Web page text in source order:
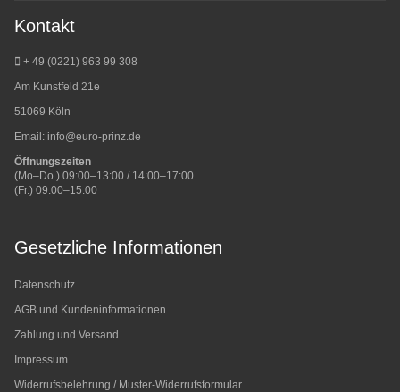
Kontakt
+ 49 (0221) 963 99 308
Am Kunstfeld 21e
51069 Köln
Email: info@euro-prinz.de
Öffnungszeiten
(Mo–Do.) 09:00–13:00 / 14:00–17:00
(Fr.) 09:00–15:00
Gesetzliche Informationen
Datenschutz
AGB und Kundeninformationen
Zahlung und Versand
Impressum
Widerrufsbelehrung / Muster-Widerrufsformular